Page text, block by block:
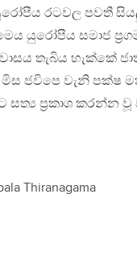
රටවල පවතී
යුරෝපීය සමාජ
තැබිය හැක්කේ
ජවිපෙ වැනි පක්ෂ
සත්‍ය ප්‍රකාශ කරන්න වූ
Thiranagama